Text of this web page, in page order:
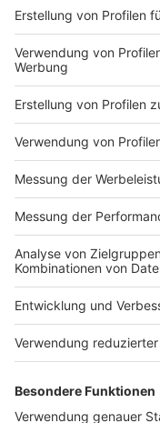
Impressum
Jobs
Presse
Werben
Archiv